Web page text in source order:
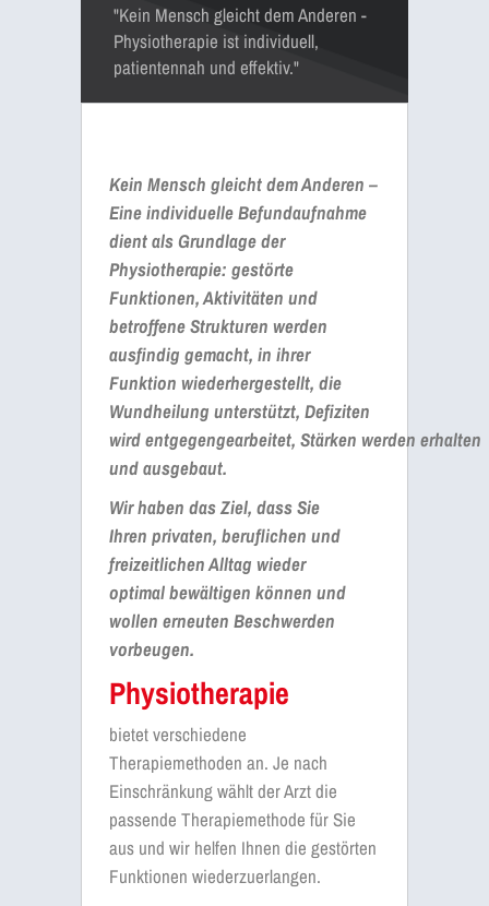
"Kein Mensch gleicht dem Anderen -
Physiotherapie ist individuell,
patientennah und effektiv."
Kein Mensch gleicht dem Anderen –
Eine individuelle Befundaufnahme
dient als Grundlage der
Physiotherapie: gestörte
Funktionen, Aktivitäten und
betroffene Strukturen werden
ausfindig gemacht, in ihrer
Funktion wiederhergestellt, die
Wundheilung unterstützt, Defiziten
wird entgegengearbeitet, Stärken werden erhalten
und ausgebaut.
Wir haben das Ziel, dass Sie
Ihren privaten, beruflichen und
freizeitlichen Alltag wieder
optimal bewältigen können und
wollen erneuten Beschwerden
vorbeugen.
Physiotherapie
bietet verschiedene
Therapiemethoden an. Je nach
Einschränkung wählt der Arzt die
passende Therapiemethode für Sie
aus und wir helfen Ihnen die gestörten
Funktionen wiederzuerlangen.